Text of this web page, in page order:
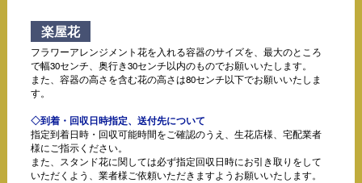
楽屋花
フラワーアレンジメント花を入れる容器のサイズを、最大のところ
で幅30センチ、奥行き30センチ以内のものでお願いいたします。
また、容器の高さを含む花の高さは80センチ以下でお願いいたしま
す。
◇到着・回収日時指定、送付先について
指定到着日時・回収可能時間をご確認のうえ、生花店様、宅配業者
様にご指示ください。
また、スタンド花に関しては必ず指定回収日時にお引き取りをして
いただくよう、業者様ご依頼いただきますようお願いいたします。